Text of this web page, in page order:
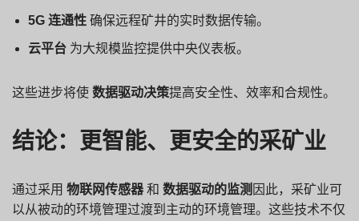
5G 连通性 确保远程矿井的实时数据传输。
云平台 为大规模监控提供中央仪表板。
这些进步将使 数据驱动决策提高安全性、效率和合规性。
结论：更智能、更安全的采矿业
通过采用 物联网传感器和 数据驱动的监测 因此，采矿业可
以从被动的环境管理过渡到主动的环境管理。这些技术不仅